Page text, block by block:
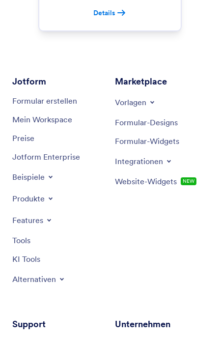
Details
Jotform
Formular erstellen
Mein Workspace
Preise
Jotform Enterprise
Beispiele
Produkte
Features
Tools
KI Tools
Alternativen
Marketplace
Vorlagen
Formular-Designs
Formular-Widgets
Integrationen
Website-Widgets NEW
Support Unternehmen